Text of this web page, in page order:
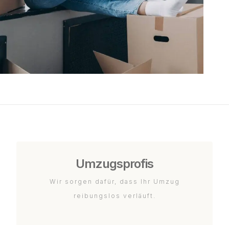
Umzugsprofis
Wir sorgen dafür, dass Ihr Umzug
reibungslos verläuft.